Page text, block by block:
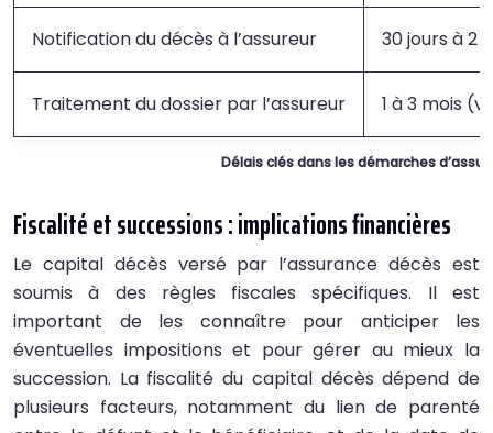
Délais clés dans les démarches
Notification du décès à l’assureur 30 jours à 2
Traitement du dossier par l’assureur 1 à 3 mois
Fiscalité et successions : implications financières
Le capital décès versé par l’assurance décès est
soumis à des règles fiscales spécifiques. Il est
important de les connaître pour anticiper les
éventuelles impositions et pour gérer au mieux la
succession. La fiscalité du capital décès dépend de
plusieurs facteurs, notamment du lien de parenté